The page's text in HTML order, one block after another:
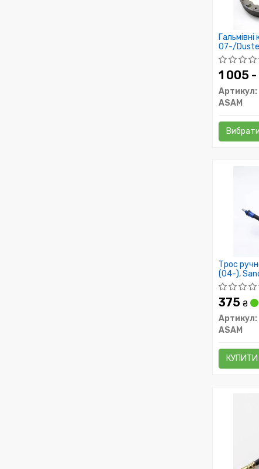
07-/
1 005 -
Артикул:
ASAM
Трос
(04-),
Asam
375 ₴
Артикул:
ASAM
КУПИТИ